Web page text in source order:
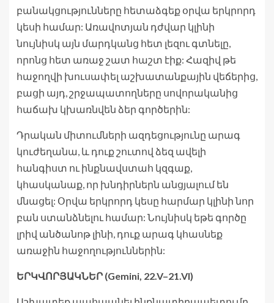
բանակցությունները հետաձգեք օրվա երկրորդ
կեսի համար: Առավոտյան դժվար կլինի
նույնիսկ այն մարդկանց հետ լեզու գտնելը,
որոնց հետ առաջ շատ հաշտ էիք: Հազիվ թե
հաջողվի խուսափել աշխատանքային վեճերից,
բացի այդ, շրջապատողները սովորականից
հաճախ կխառնվեն ձեր գործերին:
Դրական միտումների ազդեցությունը արագ
կուժեղանա, և դուք շուտով ձեզ ավելի
հանգիստ ու ինքնավստահ կզգաք,
կհասկանաք, որ խնդիրներն անցյալում են
մնացել: Օրվա երկրորդ կեսը հարմար կլինի նոր
բան ստանձնելու համար: Նույնիսկ եթե գործը
լրիվ անծանոթ լինի, դուք արագ կհասնեք
առաջին հաջողություններին:
ԵՐԿՎՈՐՅԱԿՆԵՐ (Gemini, 22.V–21.VI)